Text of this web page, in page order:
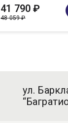
41 790 ₽
48 059 ₽
ул.